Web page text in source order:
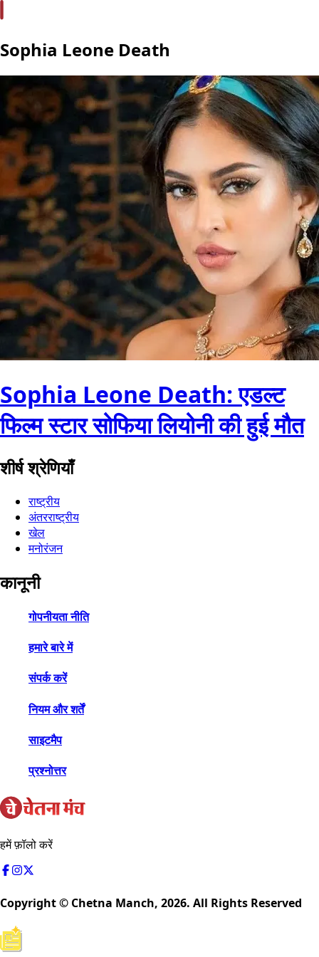
Sophia Leone Death
Sophia Leone Death: एडल्ट
फिल्म स्टार सोफिया लियोनी की हुई मौत
शीर्ष श्रेणियाँ
राष्ट्रीय
अंतरराष्ट्रीय
खेल
मनोरंजन
कानूनी
गोपनीयता नीति
हमारे बारे में
संपर्क करें
नियम और शर्तें
साइटमैप
प्रश्नोत्तर
हमें फ़ॉलो करें
Copyright © Chetna Manch, 2026. All Rights Reserved